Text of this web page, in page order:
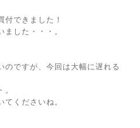
付できました！
した・・・。
のですが、今回は大幅に遅れる
くださいね。